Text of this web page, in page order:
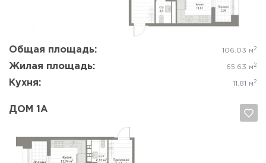
Общая площадь: 106.03 м 2
Жилая площадь: 65.63 м 2
Кухня: 11.81 м 2
ДОМ 1А